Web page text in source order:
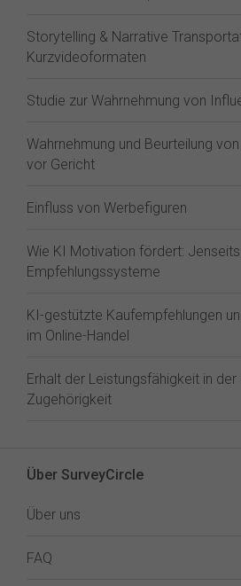
Storytelling & Narrative
Kurzvideoformaten
Studie zur Wahrnehmung von
Wahrnehmung und Beurteilung
vor Gericht
Einfluss von Werbefiguren
Wie KI Motivation fördert:
Empfehlungssysteme
KI-gestützte Kaufempfehlungen
im Online-Handel
Erhalt der Leistungsfähigkeit in der
Zugehörigkeit
Über SurveyCircle
Über uns
FAQ